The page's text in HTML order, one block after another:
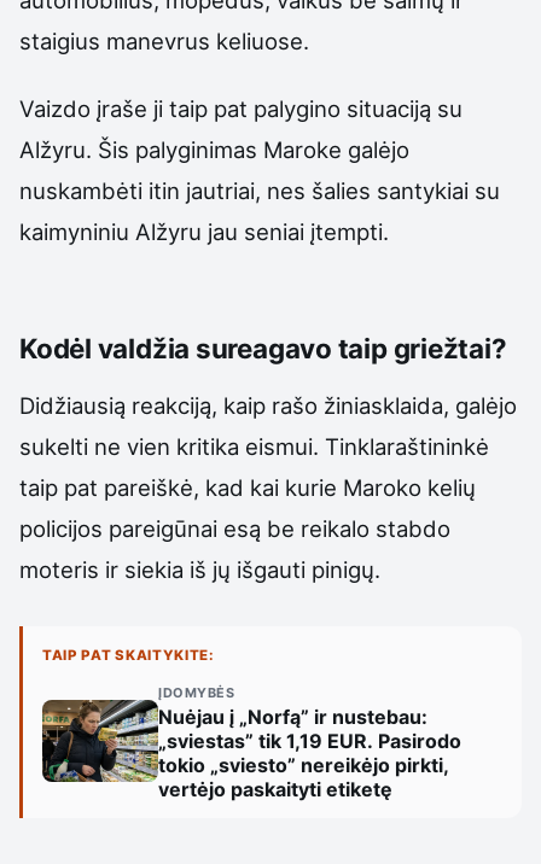
staigius manevrus keliuose.
Vaizdo įraše ji taip pat palygino situaciją su
Alžyru. Šis palyginimas Maroke galėjo
nuskambėti itin jautriai, nes šalies santykiai su
kaimyniniu Alžyru jau seniai įtempti.
Kodėl valdžia sureagavo taip griežtai?
Didžiausią reakciją, kaip rašo žiniasklaida, galėjo
sukelti ne vien kritika eismui. Tinklaraštininkė
taip pat pareiškė, kad kai kurie Maroko kelių
policijos pareigūnai esą be reikalo stabdo
moteris ir siekia iš jų išgauti pinigų.
TAIP PAT SKAITYKITE:
ĮDOMYBĖS
Nuėjau į „Norfą” ir nustebau:
„sviestas” tik 1,19 EUR. Pasirodo
tokio „sviesto” nereikėjo pirkti,
vertėjo paskaityti etiketę